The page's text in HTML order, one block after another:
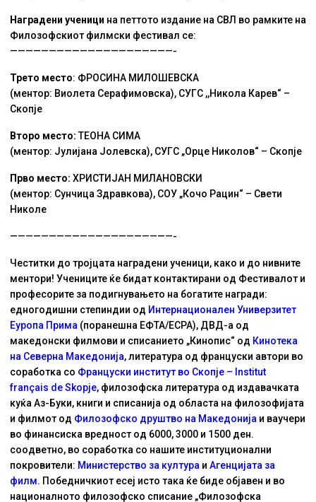
Наградени ученици на петтото издание на СВЛ во рамките на
Филозофскиот филмски фестивал се:
—————————————————————-
Трето место: ФРОСИНА МИЛОШЕВСКА
(ментор: Виолета Серафимовска), СУГС ,,Никола Карев“ –
Скопје
Второ место:ТЕОНА СИМА
(ментор: Јулијана Јолевска), СУГС „Орце Николов“ – Скопје
Прво место: ХРИСТИЈАН МИЛАНОВСКИ
(ментор: Сунчица Здравкова), СОУ „Кочо Рацин“ – Свети
Николе
—————————————————————-
Честитки до тројцата наградени ученици, како и до нивните
ментори! Учениците ќе бидат контактирани од Фестивалот и
професорите за подигнувањето на богатите награди:
едногодишни степиндии од Интернационален Универзитет
Еуропа Прима (поранешна ЕФТА/ЕСРА), ДВД-а од
македонски филмови и списанието „Кинопис“ од Кинотека
на Северна Македонија, литература од француски автори во
соработка со Француски институт во Скопје – Institut
français de Skopje, филозофска литература од издавачката
куќа Аз-Буки, книги и списанија од областа на филозофијата
и филмот од Филозофско друштво на Македонија и ваучери
во финансиска вредност од 6000, 3000 и 1500 ден.
соодветно, во соработка со нашите институционални
покровители: Министерство за култура иАгенцијата за
филм. Победничкиот есеј исто така ќе биде објавен и во
националното филозофско списание „Филозофска